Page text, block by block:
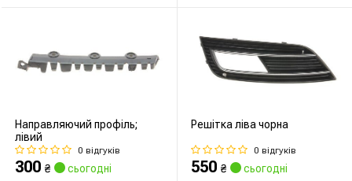
Направляючий профіль;
лівий
0 відгуків
300 ₴ сьогодні
Решітка ліва чорна
0 відгуків
550 ₴ сьогодні